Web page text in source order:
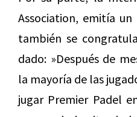
Association, emitía
también se
dado: »Después de
la mayoría de las
jugar Premier Padel